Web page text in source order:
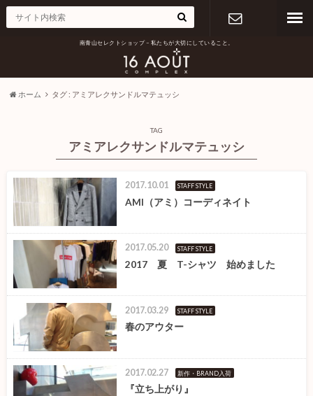
南青山セレクトショップ – 私たちが大切にしていること。
ホーム タグ : アミアレクサンドルマテュッシ
TAG
アミアレクサンドルマテュッシ
2017.10.01 STAFF STYLE
AMI（アミ）コーディネイト
2017.05.20 STAFF STYLE
2017 夏 T-シャツ 始めました
2017.03.29 STAFF STYLE
春のアウター
2017.02.27 新作・BRAND入荷
『立ち上がり』